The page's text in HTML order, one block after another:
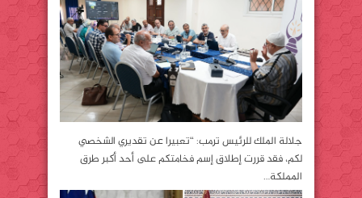
جلالة الملك للرئيس ترمب: “تعبيرا عن تقديري الشخصي
لكم، فقد قررت إطلاق إسم فخامتكم على أحد أكبر طرق
المملكة…